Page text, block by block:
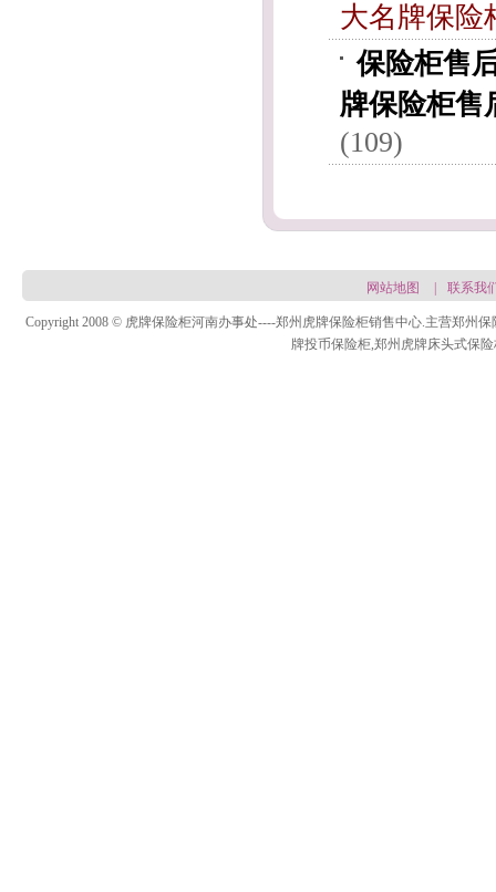
大名牌保险
保险柜售
牌保险柜售
(109)
网站地图 联系我
Copyright 2008 © 虎牌保险柜河南办事处----郑州虎牌保险柜销售中心.主营郑州
牌投币保险柜,郑州虎牌床头式保